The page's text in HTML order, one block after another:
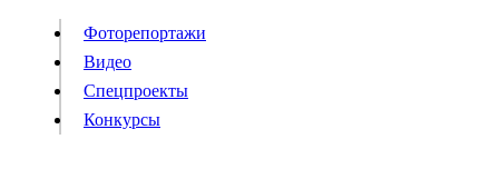
Видео
Конкурсы
Фоторепортажи
Видео
Спецпроекты
Конкурсы